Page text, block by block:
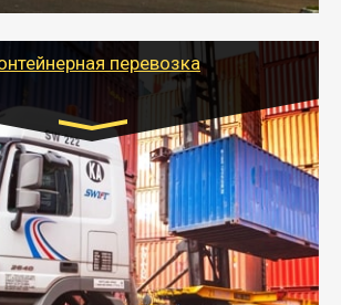
перевозка
км. Рассчитывается
индивидуально
грузоперевозки на специальном
транспорте быстро, качественно и